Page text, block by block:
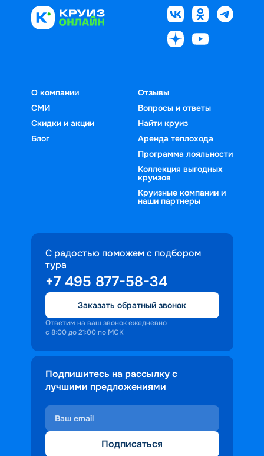
О компании
СМИ
Скидки и акции
Блог
Отзывы
Вопросы и ответы
Найти круиз
Аренда теплохода
Программа лояльности
Коллекция выгодных
круизов
Круизные компании и
наши партнеры
С радостью поможем с подбором
тура
+7 495 877-58-34
Заказать обратный звонок
Ответим на ваш звонок ежедневно
с 8:00 до 21:00 по МСК
Подпишитесь на рассылку с
лучшими предложениями
Подписаться